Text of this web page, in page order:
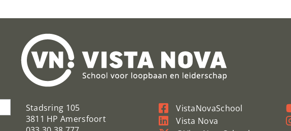
Stadsring 105
3811 HP Amersfoort
VistaNovaSchool
Vista Nova